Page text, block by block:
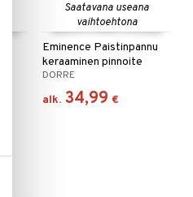
Saatavana useana
vaihtoehtona
Eminence Paistinpannu
keraaminen pinnoite
DORRE
alk. 34,99 €